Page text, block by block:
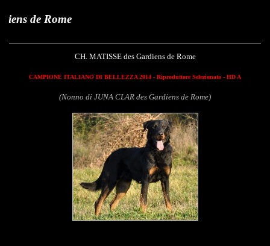
CH. MATISSE des Gardiens de Rome
CAMPIONE ITALIANO DI BELLEZZA 2014 - Riproduttore Selezionato - HD A
(Nonno di JUNA CLAR des Gardiens de Rome)